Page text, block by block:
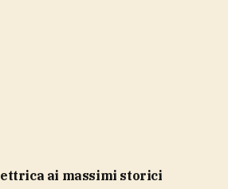
ai massimi storici